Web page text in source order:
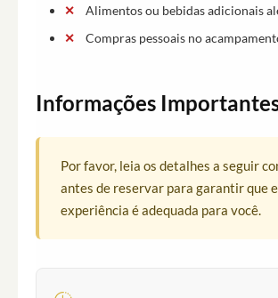
Alimentos ou bebidas adicionais
Compras pessoais no
Informações
Por favor, leia os detalhes a seguir
antes de reservar para garantir que
experiência é adequada para você.